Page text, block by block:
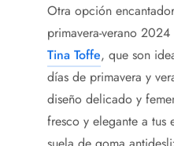
Otra opción
primavera-verano
Tina Toffe, que son
días de primavera y
diseño delicado y
fresco y elegante a tus